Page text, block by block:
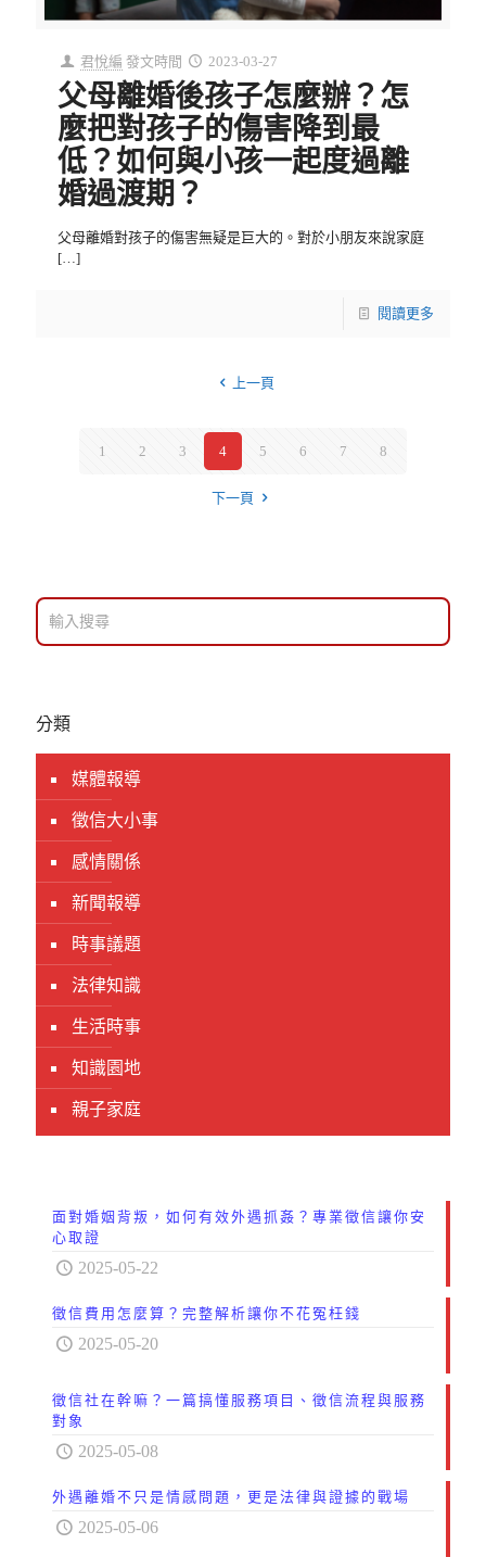
君悅編 發文時間 2023-03-27
父母離婚後孩子怎麼辦？怎
麼把對孩子的傷害降到最
低？如何與小孩一起度過離
婚過渡期？
父母離婚對孩子的傷害無疑是巨大的。對於小朋友來說家庭
[…]
閱讀更多
上一頁
1 2 3 4 5 6 7 8
下一頁
分類
媒體報導
徵信大小事
感情關係
新聞報導
時事議題
法律知識
生活時事
知識園地
親子家庭
面對婚姻背叛，如何有效外遇抓姦？專業徵信讓你安
心取證
2025-05-22
徵信費用怎麼算？完整解析讓你不花冤枉錢
2025-05-20
徵信社在幹嘛？一篇搞懂服務項目、徵信流程與服務
對象
2025-05-08
外遇離婚不只是情感問題，更是法律與證據的戰場
2025-05-06